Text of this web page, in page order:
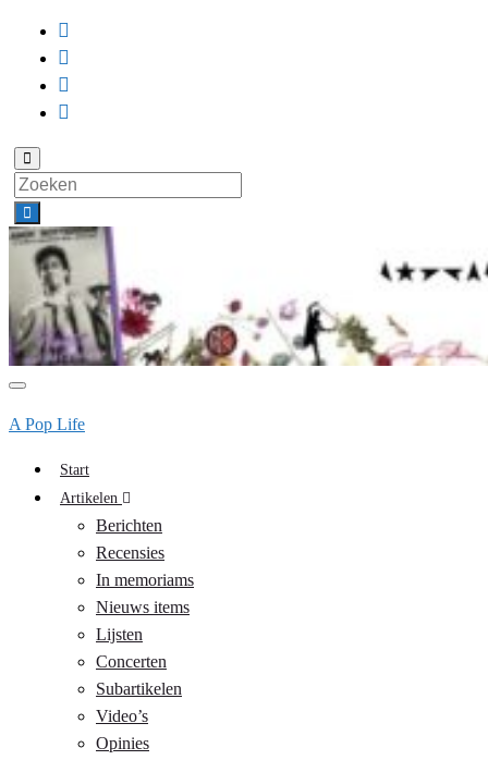
Toggle
zoekformulier
Search
for:
Toggle
A Pop Life
Start
Artikelen
Berichten
Recensies
In memoriams
Nieuws items
Lijsten
Concerten
Subartikelen
Video’s
Opinies